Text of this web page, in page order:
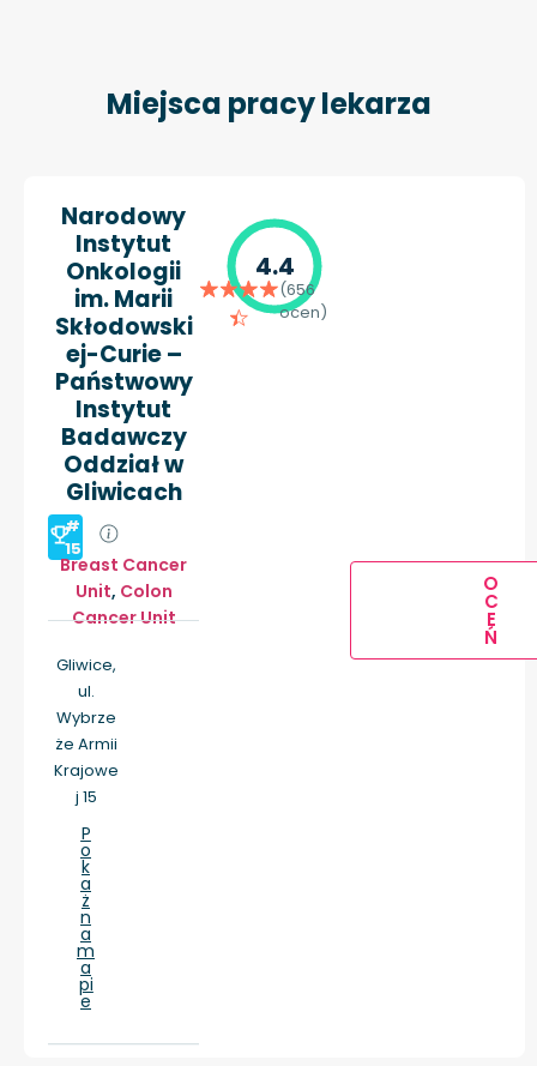
Miejsca pracy lekarza
Narodowy
Instytut
Onkologii
im. Marii
Skłodowski
ej-Curie –
Państwowy
Instytut
Badawczy
Oddział w
Gliwicach
#
15
Breast Cancer
Unit, Colon
Cancer Unit
Gliwice,
ul.
Wybrze
że Armii
Krajowe
j 15
P
o
k
a
ż
n
a
m
a
pi
e
4.4
(656
ocen)
O
C
E
Ń